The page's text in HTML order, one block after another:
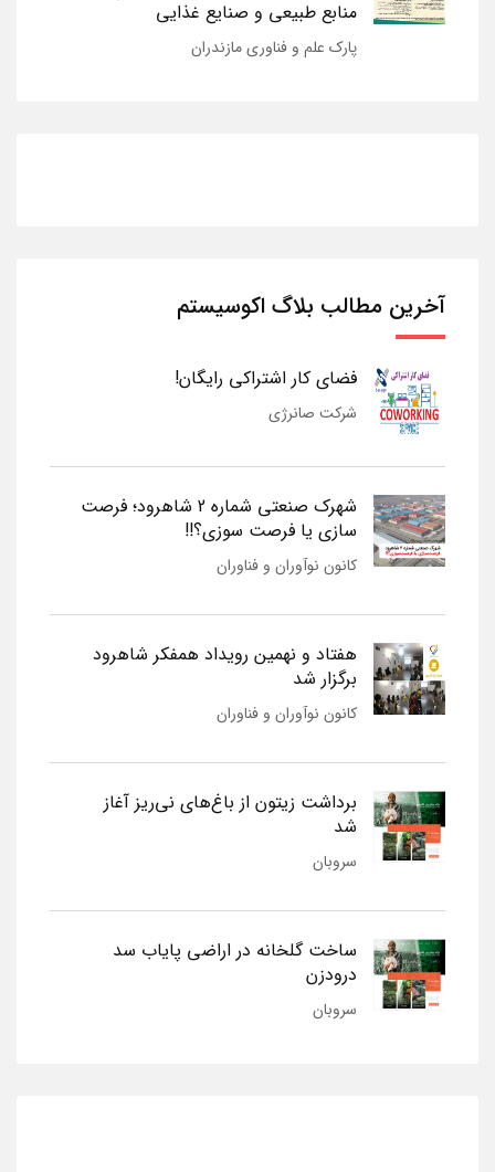
منابع طبیعی و صنایع غذایی
پارک علم و فناوری مازندران
آخرین مطالب بلاگ اکوسیستم
فضای کار اشتراکی رایگان!
شرکت صانرژی
شهرک صنعتی شماره 2 شاهرود؛ فرصت
سازی یا فرصت سوزی؟!!
کانون نوآوران و فناوران
هفتاد و نهمین رویداد همفکر شاهرود
برگزار شد
کانون نوآوران و فناوران
برداشت زیتون از باغ‌های نی‌ریز آغاز
شد
سروبان
ساخت گلخانه در اراضی پایاب سد
درودزن
سروبان